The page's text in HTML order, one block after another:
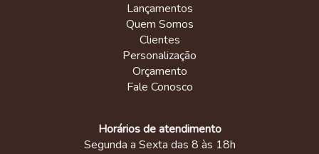
Lançamentos
Quem Somos
Clientes
Personalização
Orçamento
Fale Conosco
Horários de atendimento
Segunda a Sexta das 8 às 18h